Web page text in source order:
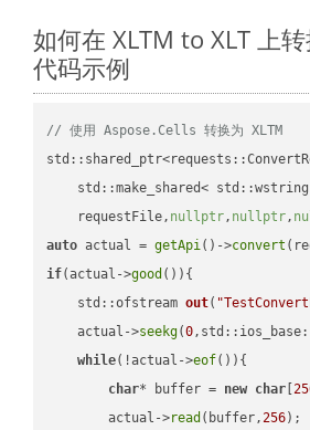
如何在 XLTM to XLT 上
代码示例
// 使用 Aspose.Cells 转换为 XLTM
std::make_shared< std::wstring
    requestFile,
nullptr, nullptr,
auto actual = getApi()->convert
if(actual->good ()){
std::ofstream out(
    actual->
seekg(0
while(!actual->eof()){
char* buffer = new char [
        actual->
read (buffer,256);